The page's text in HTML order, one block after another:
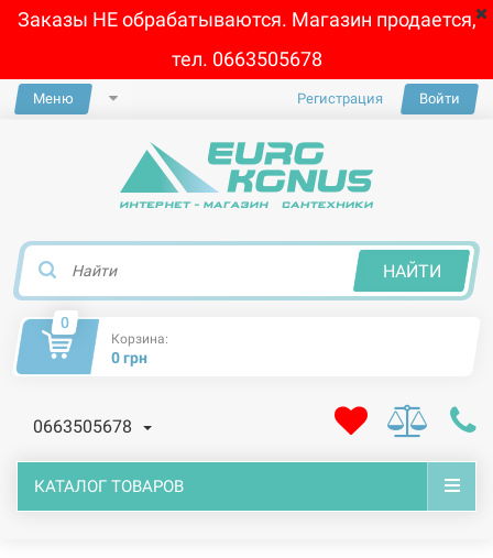
Заказы НЕ обрабатываются. Магазин продается,
тел. 0663505678
Меню Регистрация Войти
НАЙТИ
0
Корзина:
0 грн
0663505678
КАТАЛОГ ТОВАРОВ